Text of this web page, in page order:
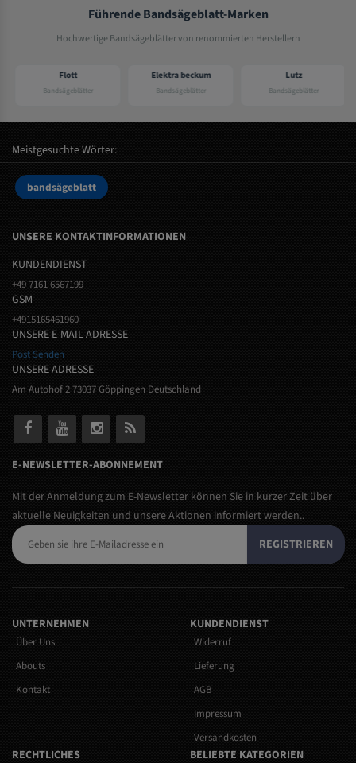
Führende Bandsägeblatt-Marken
Hochwertige Bandsägeblätter von renommierten Herstellern
Flott
Bandsägeblätter
Elektra beckum
Bandsägeblätter
Lutz
Bandsägeblätter
Meistgesuchte Wörter:
bandsägeblatt
UNSERE KONTAKTINFORMATIONEN
KUNDENDIENST
+49 7161 6567199
GSM
+4915165461960
UNSERE E-MAIL-ADRESSE
Post Senden
UNSERE ADRESSE
Am Autohof 2 73037 Göppingen Deutschland
E-NEWSLETTER-ABONNEMENT
Mit der Anmeldung zum E-Newsletter können Sie in kurzer Zeit über
aktuelle Neuigkeiten und unsere Aktionen informiert werden..
REGISTRIEREN
UNTERNEHMEN
Über Uns
Abouts
Kontakt
KUNDENDIENST
Widerruf
Lieferung
AGB
Impressum
Versandkosten
RECHTLICHES BELIEBTE KATEGORIEN